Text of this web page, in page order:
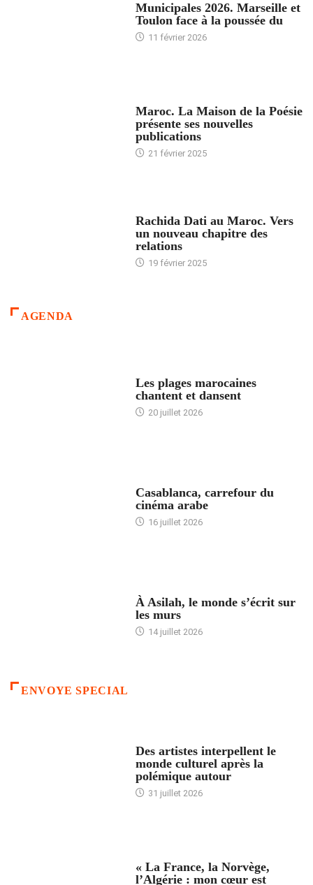
Municipales 2026. Marseille et
Toulon face à la poussée du
11 février 2026
Maroc. La Maison de la Poésie
présente ses nouvelles
publications
21 février 2025
Rachida Dati au Maroc. Vers
un nouveau chapitre des
relations
19 février 2025
AGENDA
Les plages marocaines
chantent et dansent
20 juillet 2026
Casablanca, carrefour du
cinéma arabe
16 juillet 2026
À Asilah, le monde s’écrit sur
les murs
14 juillet 2026
ENVOYE SPECIAL
Des artistes interpellent le
monde culturel après la
polémique autour
31 juillet 2026
« La France, la Norvège,
l’Algérie : mon cœur est